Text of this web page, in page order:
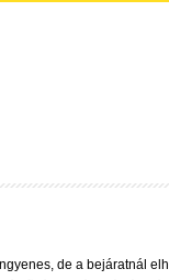
de a bejáratnál